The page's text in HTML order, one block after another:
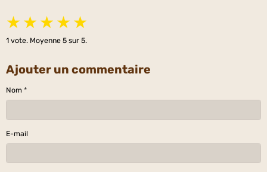
★ ★ ★ ★ ★
1 vote. Moyenne 5 sur 5.
Ajouter un commentaire
Nom
E-mail